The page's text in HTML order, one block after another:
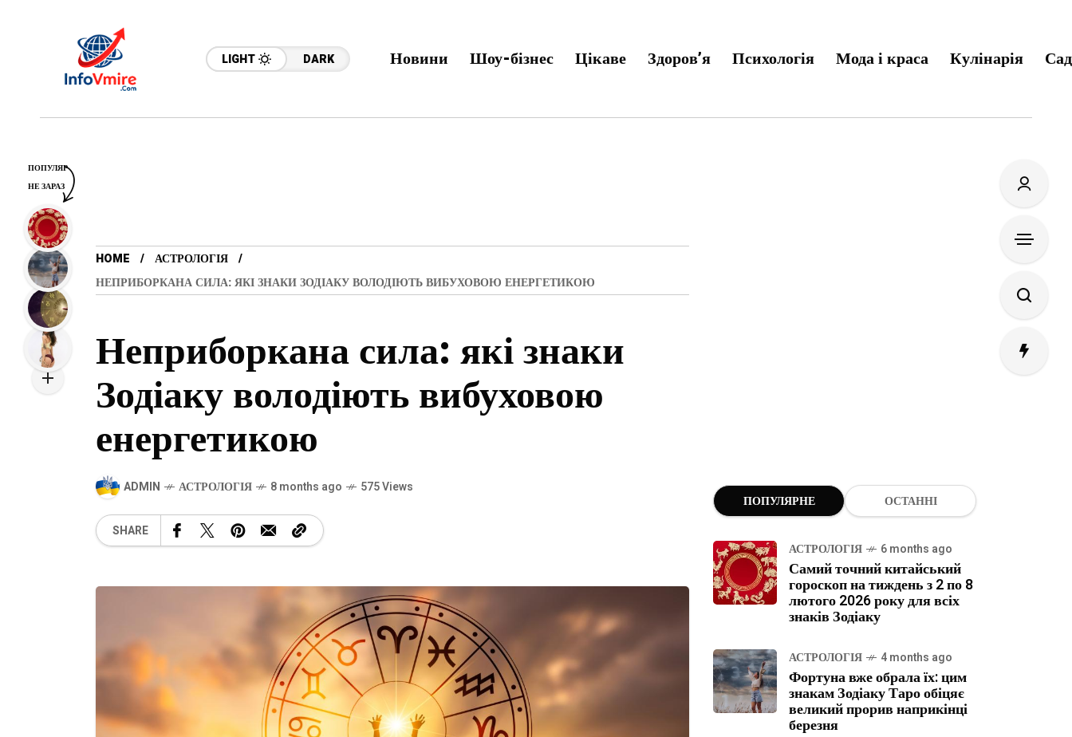
LIGHT DARK Новини Шоу-бізнес Цікаве Здоров’я Психологія Мода і краса Кулінарія
HOME
АСТРОЛОГІЯ
НЕПРИБОРКАНА СИЛА: ЯКІ ЗНАКИ ЗОДІАКУ ВОЛОДІЮТЬ ВИБУХОВОЮ ЕНЕРГЕТИКОЮ
Неприборкана сила: які знаки
Зодіаку володіють вибуховою
енергетикою
ADMIN АСТРОЛОГІЯ 8 months ago 575 Views
SHARE
ПОПУЛЯРНЕ ОСТАННІ
АСТРОЛОГІЯ 6 months ago
Самий точний китайський
гороскоп на тиждень з 2 по 8
лютого 2026 року для всіх
знаків Зодіаку
АСТРОЛОГІЯ 4 months ago
Фортуна вже обрала їх: цим
знакам Зодіаку Таро обіцяє
великий прорив наприкінці
березня
ПОПУЛЯР
НЕ ЗАРАЗ